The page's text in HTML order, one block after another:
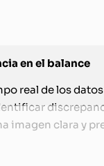
en el balance
real de los
imagen clara y